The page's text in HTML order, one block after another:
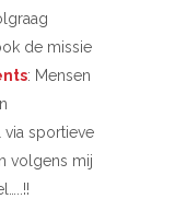
de missie
: Mensen
via sportieve
volgens mij